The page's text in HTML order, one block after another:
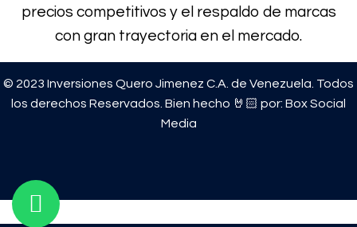
precios competitivos y el respaldo de marcas
con gran trayectoria en el mercado.
© 2023 Inversiones Quero Jimenez C.A. de Venezuela. Todos
los derechos Reservados. Bien hecho 🤘🏻 por: Box Social
Media